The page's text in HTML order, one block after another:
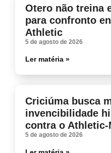
Otero não treina
para confronto
Athletic
5 de agosto de 2026
Ler matéria »
Criciúma busca
invencibilidade
contra o Athletic-
5 de agosto de 2026